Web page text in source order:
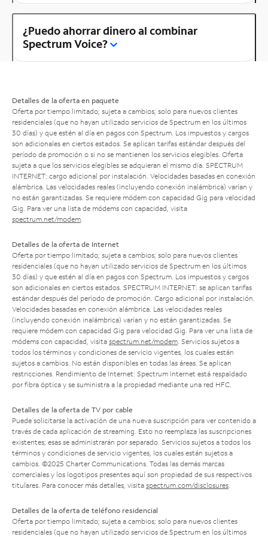
¿Puedo ahorrar dinero al combinar
Spectrum Voice?
Detalles de la oferta en paquete
Oferta por tiempo limitado; sujeta a cambios; solo para nuevos clientes
residenciales (que no hayan utilizado servicios de Spectrum en los últimos
30 días) y que estén al día en pagos con Spectrum. Los impuestos y cargos
son adicionales en ciertos estados. Se aplican tarifas estándar después del
período de promoción o si no se mantienen los servicios elegibles. Oferta
sujeta a que los servicios elegibles se adquieran el mismo día. SPECTRUM
INTERNET: cargo adicional por instalación. Velocidades basadas en conexión
alámbrica. Las velocidades reales (incluyendo conexión inalámbrica) varían y
no están garantizadas. Se requiere módem con capacidad Gig para velocidad
Gig. Para ver una lista de módems con capacidad, visita
spectrum.net/modem
Detalles de la oferta de Internet
Oferta por tiempo limitado; sujeta a cambios; solo para nuevos clientes
residenciales (que no hayan utilizado servicios de Spectrum en los últimos
30 días) y que estén al día en pagos con Spectrum. Los impuestos y cargos
son adicionales en ciertos estados. SPECTRUM INTERNET: se aplican tarifas
estándar después del período de promoción. Cargo adicional por instalación.
Velocidades basadas en conexión alámbrica. Las velocidades reales
(incluyendo conexión inalámbrica) varían y no están garantizadas. Se
requiere módem con capacidad Gig para velocidad Gig. Para ver una lista de
módems con capacidad, visita spectrum.net/modem . Servicios sujetos a
todos los términos y condiciones de servicio vigentes, los cuales están
sujetos a cambios. No están disponibles en todas las áreas. Se aplican
restricciones. Rendimiento de Internet: Spectrum Internet está respaldado
por fibra óptica y se suministra a la propiedad mediante una red HFC.
Detalles de la oferta de TV por cable
Puede solicitarse la activación de una nueva suscripción para ver contenido a
través de cada aplicación de streaming. Esto no reemplaza las suscripciones
existentes; esas se administrarán por separado. Servicios sujetos a todos los
términos y condiciones de servicio vigentes, los cuales están sujetos a
cambios. ©2025 Charter Communications. Todas las demás marcas
comerciales y los logotipos presentes aquí son propiedad de sus respectivos
titulares. Para conocer más detalles, visita spectrum.com/disclosures
Detalles de la oferta de teléfono residencial
Oferta por tiempo limitado; sujeta a cambios; solo para nuevos clientes
residenciales (que no hayan utilizado servicios de Spectrum en los últimos